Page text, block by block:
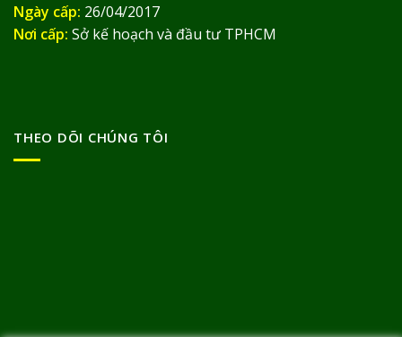
Ngày cấp: 26/04/2017
Nơi cấp: Sở kế hoạch và đầu tư TPHCM
THEO DÕI CHÚNG TÔI